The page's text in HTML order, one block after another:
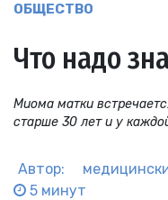
ОБЩЕСТВО
Что надо
Миома матки
старше 30 лет и у
Автор:
5 минут